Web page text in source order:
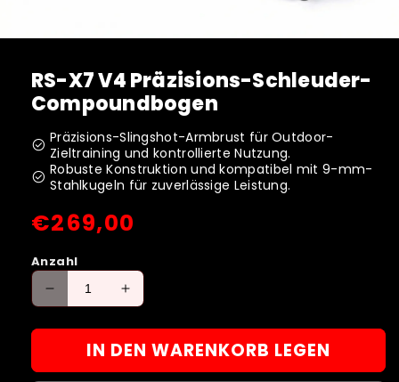
RS-X7 V4 Präzisions-Schleuder-
Compoundbogen
check_circle Präzisions-Slingshot-Armbrust für Outdoor-
Zieltraining und kontrollierte Nutzung.
check_circle Robuste Konstruktion und kompatibel mit 9-mm-
Stahlkugeln für zuverlässige Leistung.
Normaler
€269,00
Anzahl
Verringere
Menge
RS-
Erhöhe
Menge
für
RS-
IN DEN WARENKORB LEGEN